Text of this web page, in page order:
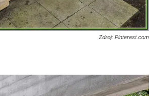
Zdroj: Pinterest.com